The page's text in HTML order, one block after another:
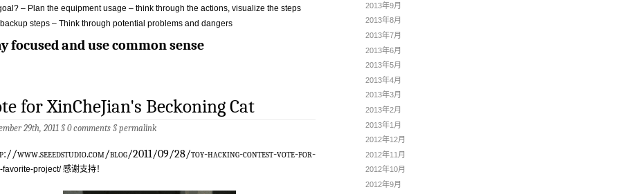
– Plan the equipment usage – think through the actions, visualize the steps
steps – Think through potential problems and dangers
focused and use common sense
for XinCheJian's Beckoning Cat
29th, 2011 §0 comments §permalink
www.seeedstudio.com/blog/2011/09/28/toy-hacking-contest-vote-for-
favorite-project/ 感谢支持！
2013年9月
2013年8月
2013年7月
2013年6月
2013年5月
2013年4月
2013年3月
2013年2月
2013年1月
2012年12月
2012年11月
2012年10月
2012年9月